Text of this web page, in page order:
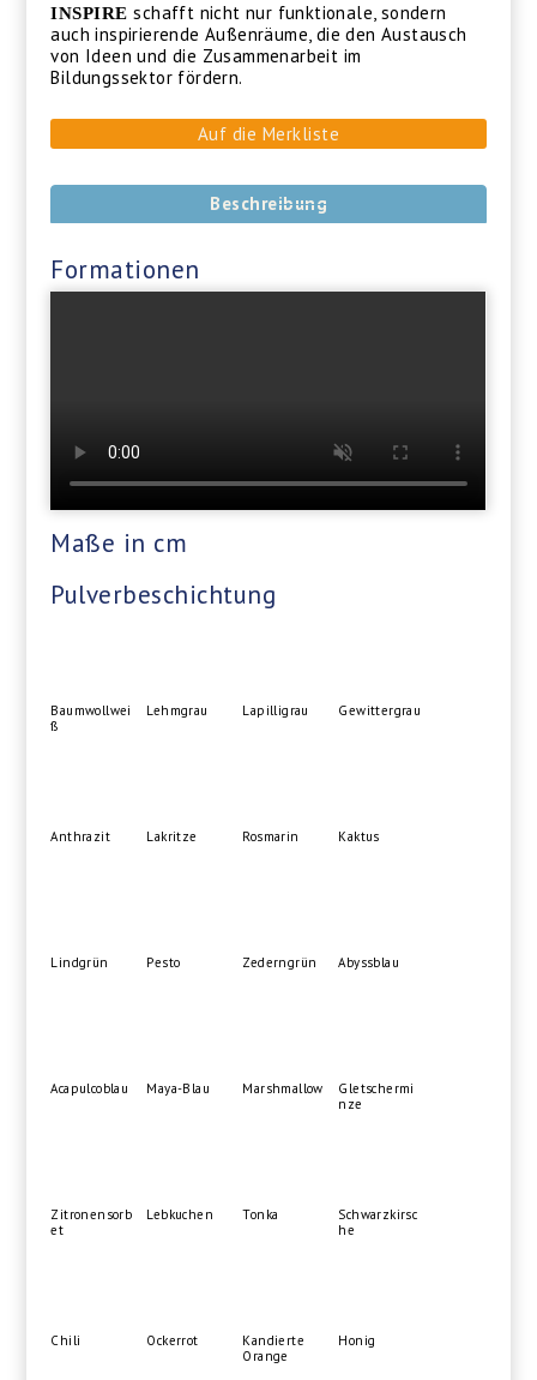
INSPIRE schafft nicht nur funktionale, sondern
auch inspirierende Außenräume, die den Austausch
von Ideen und die Zusammenarbeit im
Bildungssektor fördern.
Auf die Merkliste
Beschreibung
Formationen
Maße in cm
Pulverbeschichtung
Baumwollwei
ß
Lehmgrau Lapilligrau Gewittergrau
Anthrazit Lakritze Rosmarin Kaktus
Lindgrün Pesto Zederngrün Abyssblau
Acapulcoblau Maya-Blau Marshmallow
Gletschermi
nze
Zitronensorb
et
Lebkuchen Tonka
Schwarzkirsc
he
Chili Ockerrot
Kandierte
Orange
Honig